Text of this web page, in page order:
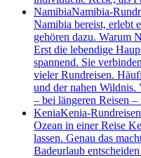
NamibiaNamibia-
Namibia bereist, erlebt
gehören dazu. Warum
Erst die lebendige
spannend. Sie
vieler Rundreisen.
und der nahen Wildnis.
– bei längeren Reisen
KeniaKenia-
Ozean in einer Reise
lassen. Genau das
Badeurlaub